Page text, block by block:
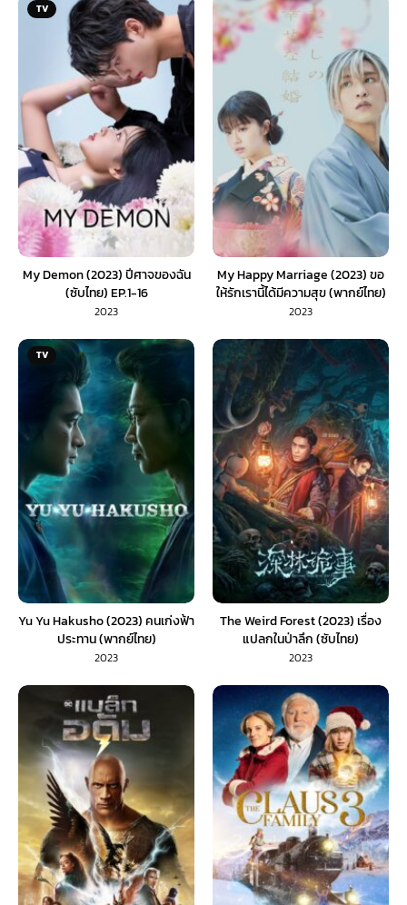
TV
My Demon (2023) ปีศาจของฉัน
(ซับไทย) EP.1-16
2023
My Happy Marriage (2023) ขอ
ให้รักเรานี้ได้มีความสุข (พากย์ไทย)
2023
TV
Yu Yu Hakusho (2023) คนเก่งฟ้า
ประทาน (พากย์ไทย)
2023
The Weird Forest (2023) เรื่อง
แปลกในป่าลึก (ซับไทย)
2023